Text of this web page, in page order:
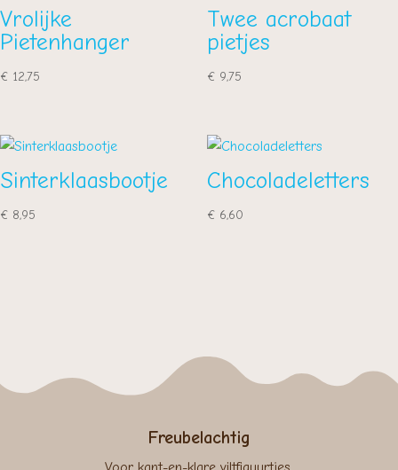
Vrolijke
Pietenhanger
€ 12,75
Twee acrobaat
pietjes
€9,75
Sinterklaasbootje
€ 8,95
Chocoladeletters
€6,60
Freubelachtig